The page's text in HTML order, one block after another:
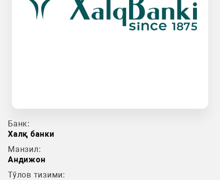
Банк:
Халқ банки
Манзил:
Андижон
Тўлов тизими: